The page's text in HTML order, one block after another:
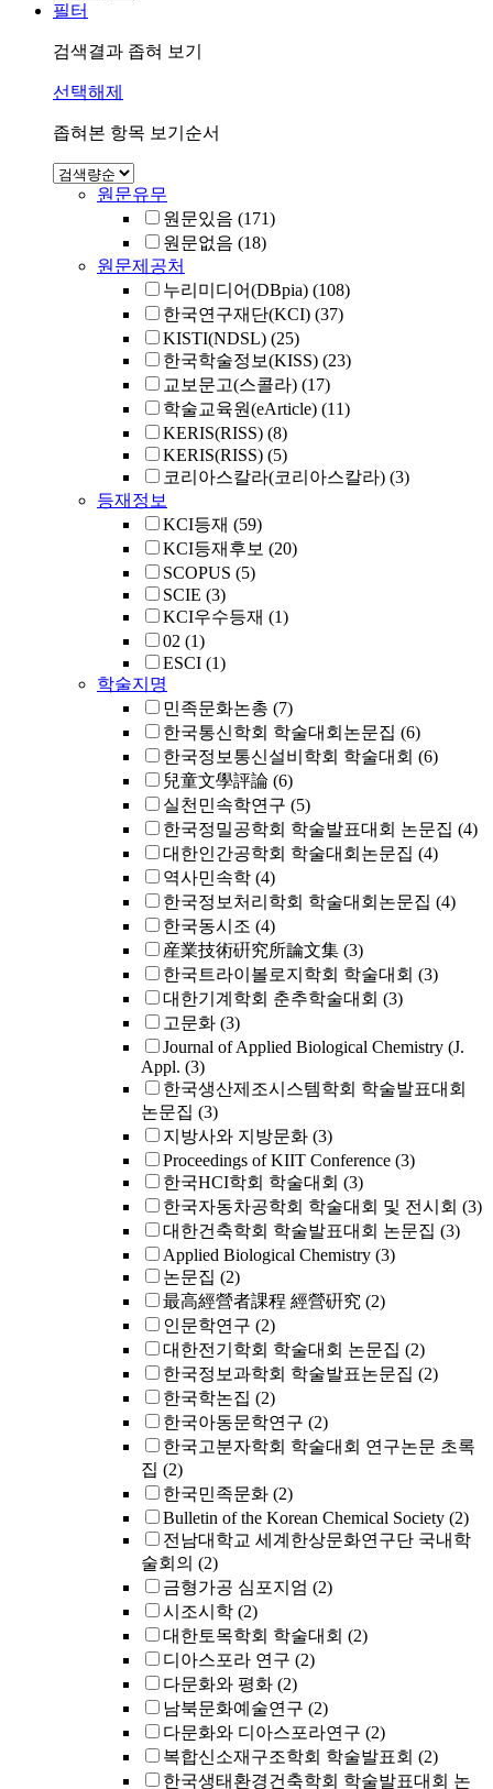
필터
검색결과 좁혀 보기
선택해제
좁혀본 항목 보기순서
원문유무
원문있음 (171)
원문없음 (18)
원문제공처
누리미디어(DBpia) (108)
한국연구재단(KCI) (37)
KISTI(NDSL) (25)
한국학술정보(KISS) (23)
교보문고(스콜라) (17)
학술교육원(eArticle) (11)
KERIS(RISS) (8)
KERIS(RISS) (5)
코리아스칼라(코리아스칼라) (3)
등재정보
KCI등재 (59)
KCI등재후보 (20)
SCOPUS (5)
SCIE (3)
KCI우수등재 (1)
02 (1)
ESCI (1)
학술지명
민족문화논총 (7)
한국통신학회 학술대회논문집 (6)
한국정보통신설비학회 학술대회 (6)
兒童文學評論 (6)
실천민속학연구 (5)
한국정밀공학회 학술발표대회 논문집 (4)
대한인간공학회 학술대회논문집 (4)
역사민속학 (4)
한국정보처리학회 학술대회논문집 (4)
한국동시조 (4)
産業技術硏究所論文集 (3)
한국트라이볼로지학회 학술대회 (3)
대한기계학회 춘추학술대회 (3)
고문화 (3)
Journal of Applied Biological Chemistry (J.
Appl. (3)
한국생산제조시스템학회 학술발표대회
논문집 (3)
지방사와 지방문화 (3)
Proceedings of KIIT Conference (3)
한국HCI학회 학술대회 (3)
한국자동차공학회 학술대회 및 전시회 (3)
대한건축학회 학술발표대회 논문집 (3)
Applied Biological Chemistry (3)
논문집 (2)
最高經營者課程 經營硏究 (2)
인문학연구 (2)
대한전기학회 학술대회 논문집 (2)
한국정보과학회 학술발표논문집 (2)
한국학논집 (2)
한국아동문학연구 (2)
한국고분자학회 학술대회 연구논문 초록
집 (2)
한국민족문화 (2)
Bulletin of the Korean Chemical Society (2)
전남대학교 세계한상문화연구단 국내학
술회의 (2)
금형가공 심포지엄 (2)
시조시학 (2)
대한토목학회 학술대회 (2)
디아스포라 연구 (2)
다문화와 평화 (2)
남북문화예술연구 (2)
다문화와 디아스포라연구 (2)
복합신소재구조학회 학술발표회 (2)
한국생태환경건축학회 학술발표대회 논